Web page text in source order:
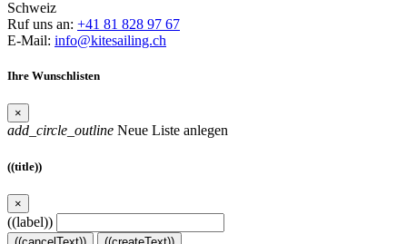
Schweiz
Ruf uns an: +41 81 828 97 67
E-Mail: info@kitesailing.ch
Ihre Wunschlisten
×
add_circle_outline Neue Liste anlegen
((title))
×
((label))